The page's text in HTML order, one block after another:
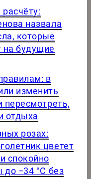
назвала
которые
будущие
в
изменить
пересмотреть,
отдыха
розах:
цветет
спокойно
−34 °C без